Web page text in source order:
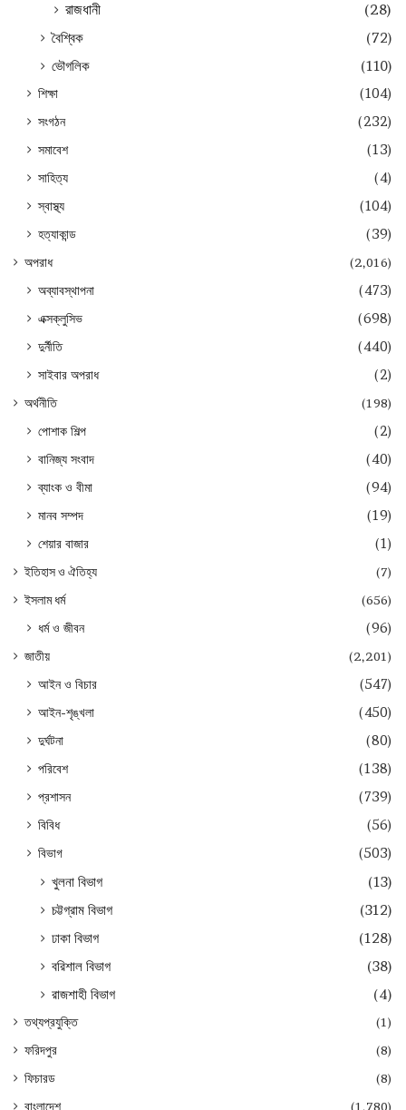
রাজধানী
(28)
বৈশ্বিক
(72)
ভৌগলিক
(110)
শিক্ষা
(104)
সংগঠন
(232)
সমাবেশ
(13)
সাহিত্য
(4)
স্বাস্থ্য
(104)
হত্যাকান্ড
(39)
অপরাধ (2,016)
অব্যাবস্থাপনা
(473)
এক্সক্লুসিভ
(698)
দুর্নীতি
(440)
সাইবার অপরাধ
(2)
অর্থনীতি (198)
পোশাক শিল্প
(2)
বানিজ্য সংবাদ
(40)
ব্যাংক ও বীমা
(94)
মানব সম্পদ
(19)
শেয়ার বাজার
(1)
ইতিহাস ও ঐতিহ্য
(7)
ইসলাম ধর্ম
(656)
ধর্ম ও জীবন (96)
জাতীয় (2,201)
আইন ও বিচার
(547)
আইন-শৃঙ্খলা
(450)
দুর্ঘটনা
(80)
পরিবেশ
(138)
প্রশাসন
(739)
বিবিধ
(56)
বিভাগ
(503)
খুলনা বিভাগ
(13)
চট্টগ্রাম বিভাগ
(312)
ঢাকা বিভাগ
(128)
বরিশাল বিভাগ
(38)
রাজশাহী বিভাগ
(4)
তথ্যপ্রযুক্তি
(1)
ফরিদপুর
(8)
ফিচারড
(8)
বাংলাদেশ
(1,780)